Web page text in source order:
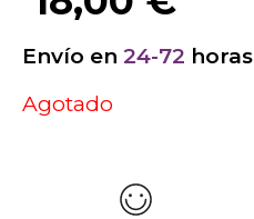
Envío en 24-72 horas
Agotado